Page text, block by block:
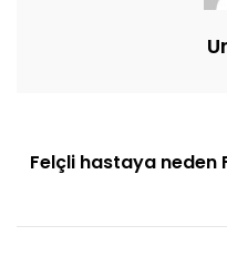
Yazı
Felçli hastaya neden